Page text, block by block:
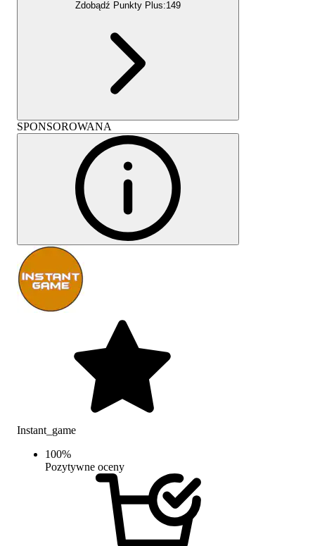
Zdobądź Punkty Plus:149
SPONSOROWANA
Instant_game
100%
Pozytywne oceny